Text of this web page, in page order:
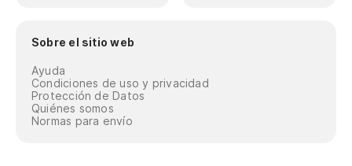
Sobre el sitio web
Ayuda
Condiciones de uso y privacidad
Protección de Datos
Quiénes somos
Normas para envío